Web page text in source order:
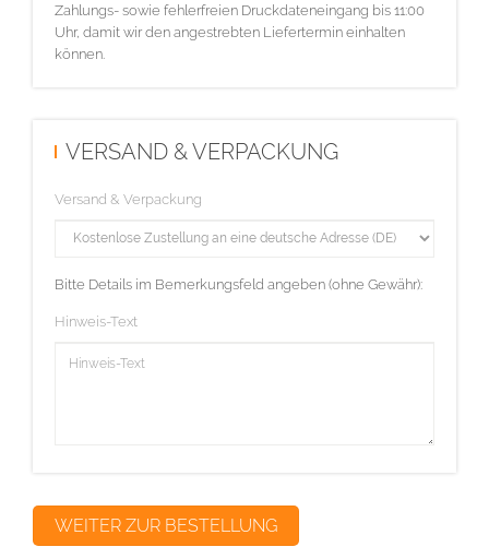
Zahlungs- sowie fehlerfreien Druckdateneingang bis 11:00
Uhr, damit wir den angestrebten Liefertermin einhalten
können.
VERSAND & VERPACKUNG
Versand & Verpackung
Bitte Details im Bemerkungsfeld angeben (ohne Gewähr):
Hinweis-Text